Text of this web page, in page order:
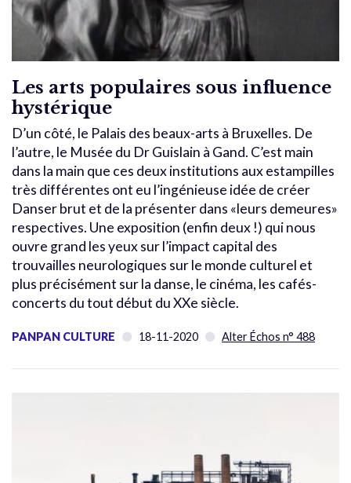
Les arts populaires sous influence
hystérique
D’un côté, le Palais des beaux-arts à Bruxelles. De
l’autre, le Musée du Dr Guislain à Gand. C’est main
dans la main que ces deux institutions aux estampilles
très différentes ont eu l’ingénieuse idée de créer
Danser brut et de la présenter dans «leurs demeures»
respectives. Une exposition (enfin deux !) qui nous
ouvre grand les yeux sur l’impact capital des
trouvailles neurologiques sur le monde culturel et
plus précisément sur la danse, le cinéma, les cafés-
concerts du tout début du XXe siècle.
PANPAN CULTURE 18-11-2020 Alter Échos n° 488